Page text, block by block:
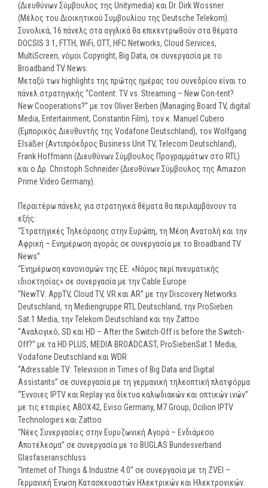
(Διευθύνων Σύμβουλος της Unitymedia) και Dr. Dirk Wossner
(Μέλος του Διοικητικού Συμβουλίου της Deutsche Telekom).
Συνολικά, 16 πάνελς στα αγγλικά θα επικεντρωθούν στα θέματα
DOCSIS 3.1, FTTH, WiFi, OTT, HFC Networks, Cloud Services,
MultiScreen, νόμοι Copyright, Big Data, σε συνεργασία με το
Broadband TV News.
Μεταξύ των highlights της πρώτης ημέρας του συνεδρίου είναι το
πάνελ στρατηγικής “Content: TV vs. Streaming – New Con-tent?
New Cooperations?” με τον Oliver Berben (Managing Board TV, digital
Media, Entertainment, Constantin Film), τον κ. Manuel Cubero
(Εμπορικός Διευθυντής της Vodafone Deutschland), τον Wolfgang
Elsäßer (Αντιπρόεδρος Business Unit TV, Telecom Deutschland),
Frank Hoffmann (Διευθύνων Σύμβουλος Προγραμμάτων στο RTL)
και ο Δρ. Christoph Schneider (Διευθύνων Σύμβουλος της Amazon
Prime Video Germany).
Περαιτέρω πάνελς για στρατηγικά θέματα θα περιλαμβάνουν τα
εξής:
“Στρατηγικές Τηλεόρασης στην Ευρώπη, τη Μέση Ανατολή και την
Αφρική – Ενημέρωση αγοράς σε συνεργασία με το Broadband TV
News”
“Ενημέρωση κανονισμών της ΕΕ: «Νόμος περί πνευματικής
ιδιοκτησίας» σε συνεργασία με την Cable Europe
“NewTV: AppTV, Cloud TV, VR και AR” με την Discovery Networks
Deutschland, τη Mediengruppe RTL Deutschland, την ProSieben
Sat.1 Media, την Telekom Deutschland και την Zattoo
“Αναλογικό, SD και HD – After the Switch-Off is before the Switch-
Off?” με τα HD PLUS, MEDIA BROADCAST, ProSiebenSat.1 Media,
Vodafone Deutschland και WDR
“Adressable TV: Television in Times of Big Data and Digital
Assistants” σε συνεργασία με τη γερμανική τηλεοπτική πλατφόρμα
“Έννοιες IPTV και Replay για δίκτυα καλωδιακών και οπτικών ινών”
με τις εταιρίες ABOX42, Eviso Germany, M7 Group, Ocilion IPTV
Technologies και Zattoo
“Νέες Συνεργασίες στην Ευρυζωνική Αγορά – Ενδιάμεσο
Αποτέλεσμα” σε συνεργασία με το BUGLAS Bundesverband
Glasfaseranschluss
“Internet of Things & Industrie 4.0” σε συνεργασία με τη ZVEI –
Γερμανική Ένωση Κατασκευαστών Ηλεκτρικών και Ηλεκτρονικών.